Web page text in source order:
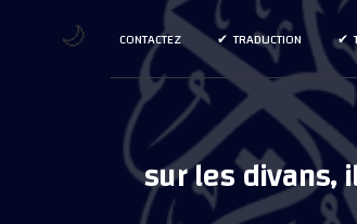
TRADUCTION
CONTACTEZ
sur les divans,
🌙